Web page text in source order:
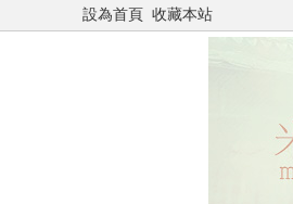
設為首頁 收藏本站